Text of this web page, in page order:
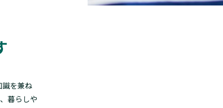
識を兼ね
暮らしや